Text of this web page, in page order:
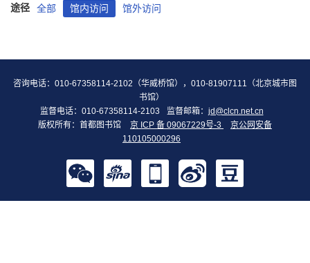
途径 全部 馆内访问 馆外访问
咨询电话：010-67358114-2102（华威桥馆），010-81907111（北京城市图
书馆）
监督电话：010-67358114-2103
监督邮箱： jd@clcn.net.cn
版权所有：首都图书馆
京 ICP 备 09067229号-3
京公网安备
110105000296